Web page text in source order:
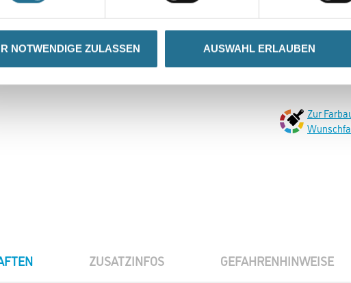
NOTWENDIGE ZULASSEN AUSWAHL ERLAUBEN
Zur
ZUSATZINFOS GEFAHRENHINWEISE